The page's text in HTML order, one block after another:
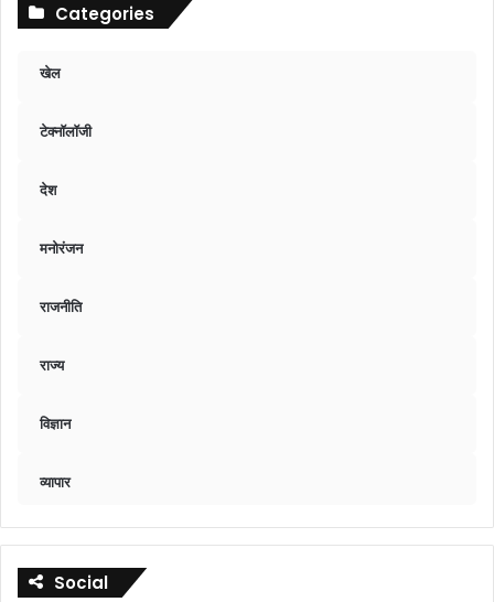
Categories
खेल
टेक्नॉलॉजी
देश
मनोरंजन
राजनीति
राज्य
विज्ञान
व्यापार
Social